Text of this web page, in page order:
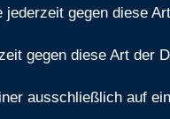
gegen diese
gegen diese Art
ausschließlich auf